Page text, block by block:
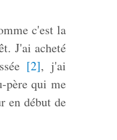
c'est la
J'ai acheté
[2], j'ai
père qui me
en début de